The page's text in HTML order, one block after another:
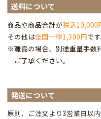
送料について
商品や商品合計が税込10,000
その他は全国一律1,300円です
※離島の場合、別途重量手数
ご了承ください。
発送について
原則、ご注文より3営業日以